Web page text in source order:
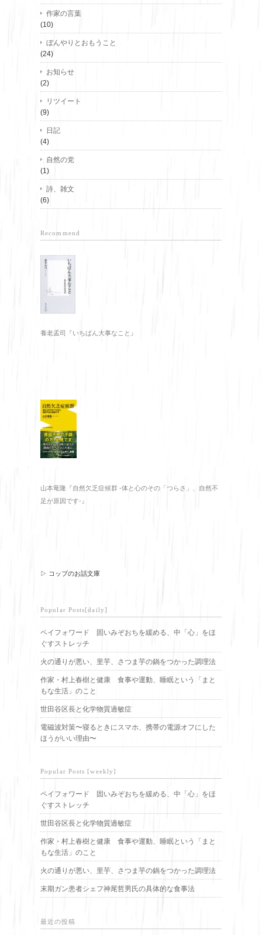
作家の言葉
(10)
ぼんやりとおもうこと
(24)
お知らせ
(2)
リツイート
(9)
日記
(4)
自然の党
(1)
詩、雑文
(6)
Recommend
養老孟司『いちばん大事なこと』
山本竜隆『自然欠乏症候群 -体と心のその「つらさ」、自然不
足が原因です-』
▷ コップのお話文庫
Popular Posts[daily]
ペイフォワード 固いみぞおちを緩める、中「心」をほ
ぐすストレッチ
火の通りが悪い、里芋、さつま芋の鍋をつかった調理法
作家・村上春樹と健康 食事や運動、睡眠という「まと
もな生活」のこと
世田谷区長と化学物質過敏症
電磁波対策〜寝るときにスマホ、携帯の電源オフにした
ほうがいい理由〜
Popular Posts [weekly]
ペイフォワード 固いみぞおちを緩める、中「心」をほ
ぐすストレッチ
世田谷区長と化学物質過敏症
作家・村上春樹と健康 食事や運動、睡眠という「まと
もな生活」のこと
火の通りが悪い、里芋、さつま芋の鍋をつかった調理法
末期ガン患者シェフ神尾哲男氏の具体的な食事法
最近の投稿